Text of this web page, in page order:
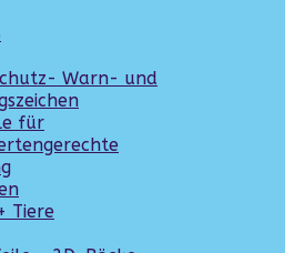
Warn- und
für
Tiere